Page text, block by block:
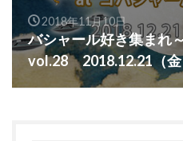
2018年11月10日
バシャール好き集まれ
vol.28 2018.12.21（金